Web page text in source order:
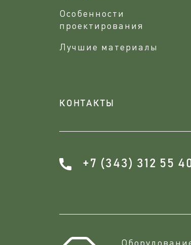
Особенности
проектирования
Лучшие материалы
КОНТАКТЫ
+7 (343) 312 55